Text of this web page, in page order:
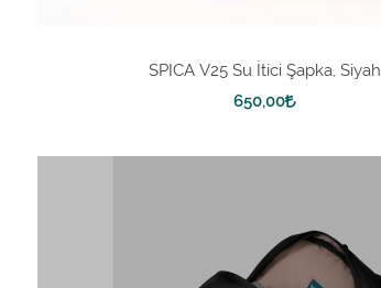
SPICA V25 Su İtici Şapka, Siyah
650,00